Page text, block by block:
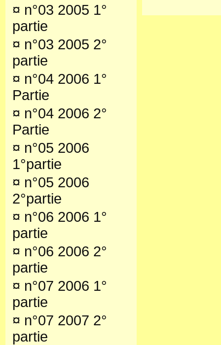
¤ n°03 2005 1°
partie
¤ n°03 2005 2°
partie
¤ n°04 2006 1°
Partie
¤ n°04 2006 2°
Partie
¤ n°05 2006
1°partie
¤ n°05 2006
2°partie
¤ n°06 2006 1°
partie
¤ n°06 2006 2°
partie
¤ n°07 2006 1°
partie
¤ n°07 2007 2°
partie